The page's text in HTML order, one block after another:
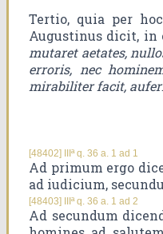
Tertio, quia per
Augustinus dicit, in
mutaret aetates,
erroris, nec
mirabiliter facit,
[48402] IIIª q. 36 a. 1 ad 1
Ad primum ergo
ad iudicium,
[48403] IIIª q. 36 a. 1 ad 2
Ad secundum